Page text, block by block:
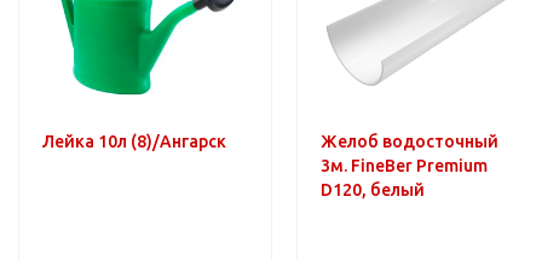
Лейка 10л (8)/Ангарск
Желоб водосточный
3м. FineBer Premium
D120, белый